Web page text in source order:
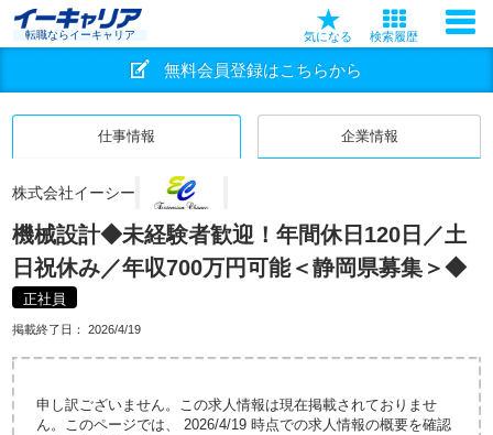
転職ならイーキャリア 気になる 検索履歴
無料会員登録はこちらから
仕事情報 企業情報
株式会社イーシー
機械設計◆未経験者歓迎！年間休日120日／土
日祝休み／年収700万円可能＜静岡県募集＞◆
正社員
掲載終了日： 2026/4/19
申し訳ございません。この求人情報は現在掲載されておりませ
ん。このページでは、 2026/4/19 時点での求人情報の概要を確認